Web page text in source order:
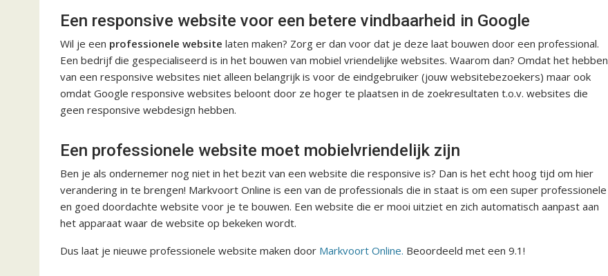
Een responsive website voor een betere vindbaarheid in Google
Wil je een professionele website laten maken? Zorg er dan voor dat je deze laat bouwen door een professional.
Een bedrijf die gespecialiseerd is in het bouwen van mobiel vriendelijke websites. Waarom dan? Omdat het hebben
van een responsive websites niet alleen belangrijk is voor de eindgebruiker (jouw websitebezoekers) maar ook
omdat Google responsive websites beloont door ze hoger te plaatsen in de zoekresultaten t.o.v. websites die
geen responsive webdesign hebben.
Een professionele website moet mobielvriendelijk zijn
Ben je als ondernemer nog niet in het bezit van een website die responsive is? Dan is het echt hoog tijd om hier
verandering in te brengen! Markvoort Online is een van de professionals die in staat is om een super professionele
en goed doordachte website voor je te bouwen. Een website die er mooi uitziet en zich automatisch aanpast aan
het apparaat waar de website op bekeken wordt.
Dus laat je nieuwe professionele website maken door Markvoort Online. Beoordeeld met een 9.1!